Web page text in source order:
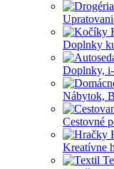
Doplnky
Doplnky,
Nábytok,
Cestovné
Kreatívne